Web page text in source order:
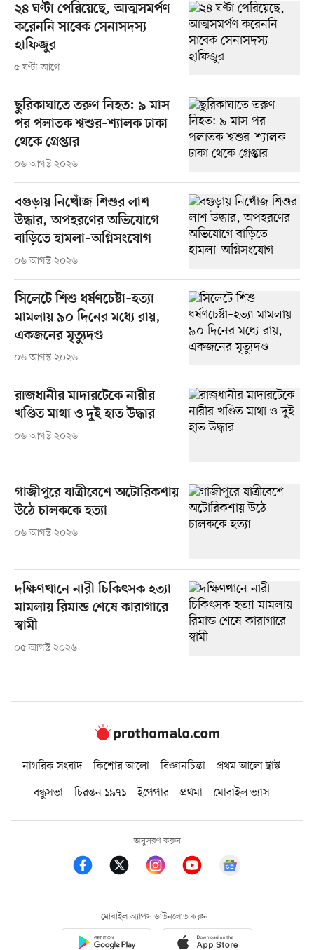
২৪ ঘণ্টা পেরিয়েছে, আত্মসমর্পণ
করেননি সাবেক সেনাসদস্য
হাফিজুর
৫ ঘণ্টা আগে
ছুরিকাঘাতে তরুণ নিহত: ৯ মাস
পর পলাতক শ্বশুর–শ্যালক ঢাকা
থেকে গ্রেপ্তার
০৬ আগস্ট ২০২৬
বগুড়ায় নিখোঁজ শিশুর লাশ
উদ্ধার, অপহরণের অভিযোগে
বাড়িতে হামলা–অগ্নিসংযোগ
০৬ আগস্ট ২০২৬
সিলেটে শিশু ধর্ষণচেষ্টা–হত্যা
মামলায় ৯০ দিনের মধ্যে রায়,
একজনের মৃত্যুদণ্ড
০৬ আগস্ট ২০২৬
রাজধানীর মাদারটেকে নারীর
খণ্ডিত মাথা ও দুই হাত উদ্ধার
০৬ আগস্ট ২০২৬
গাজীপুরে যাত্রীবেশে অটোরিকশায়
উঠে চালককে হত্যা
০৬ আগস্ট ২০২৬
দক্ষিণখানে নারী চিকিৎসক হত্যা
মামলায় রিমান্ড শেষে কারাগারে
স্বামী
০৫ আগস্ট ২০২৬
নাগরিক সংবাদ কিশোর আলো বিজ্ঞানচিন্তা
প্রথম আলো ট্রাস্ট
বন্ধুসভা
চিরন্তন ১৯৭১ ইপেপার প্রথমা মোবাইল ভ্যাস
অনুসরণ করুন
মোবাইল অ্যাপস ডাউনলোড করুন